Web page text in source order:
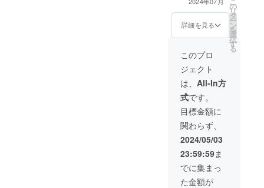
ステージ上にて
テレビ放映用の
エンディングの
はステージ上で
収録されるエン
ディングに御参
加頂けます(団
体・会社でご支
援の場合は1名様
まで)。また、ご
希望の方には入
場券を最高5枚ま
で提供致しま
御希望の枚数を
お申し付け下さ
い。
詳細を見る
の
リ
タ
ー
ン
を
選
択
す
る
このプロ
ジェクト
は、 All-In方
式です。
目標金額に
関わらず、
2024/05/03
23:59:59ま
でに集まっ
た金額が